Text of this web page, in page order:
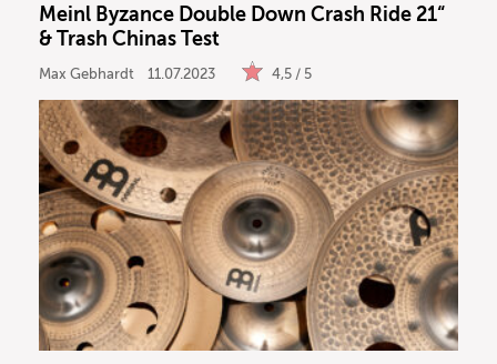
Meinl Byzance Double Down Crash Ride 21“
& Trash Chinas Test
Max Gebhardt 11.07.2023 4,5 / 5